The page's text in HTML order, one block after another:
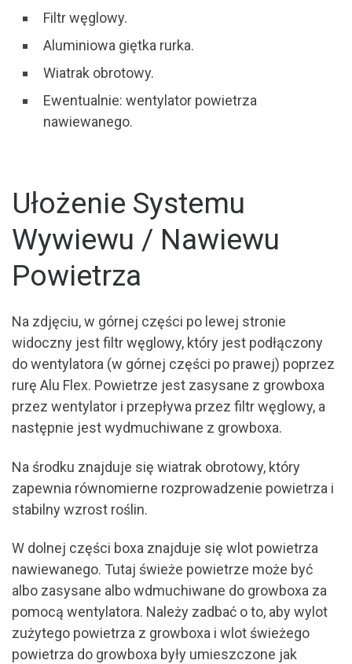
Filtr węglowy.
Aluminiowa giętka rurka.
Wiatrak obrotowy.
Ewentualnie: wentylator powietrza
nawiewanego.
Ułożenie Systemu
Wywiewu / Nawiewu
Powietrza
Na zdjęciu, w górnej części po lewej stronie
widoczny jest filtr węglowy, który jest podłączony
do wentylatora (w górnej części po prawej) poprzez
rurę Alu Flex. Powietrze jest zasysane z growboxa
przez wentylator i przepływa przez filtr węglowy, a
następnie jest wydmuchiwane z growboxa.
Na środku znajduje się wiatrak obrotowy, który
zapewnia równomierne rozprowadzenie powietrza i
stabilny wzrost roślin.
W dolnej części boxa znajduje się wlot powietrza
nawiewanego. Tutaj świeże powietrze może być
albo zasysane albo wdmuchiwane do growboxa za
pomocą wentylatora. Należy zadbać o to, aby wylot
zużytego powietrza z growboxa i wlot świeżego
powietrza do growboxa były umieszczone jak